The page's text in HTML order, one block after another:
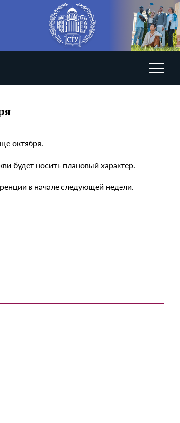
октября.
будет носить плановый характер.
в начале следующей недели.